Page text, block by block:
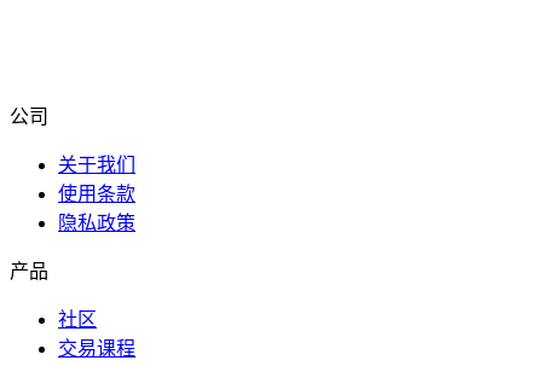
公司
关于我们
使用条款
隐私政策
产品
社区
交易课程